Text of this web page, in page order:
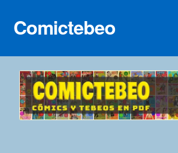
Ir
a
Ir
al
Comictebeo
Inicio
Categorías
Franco-Belga